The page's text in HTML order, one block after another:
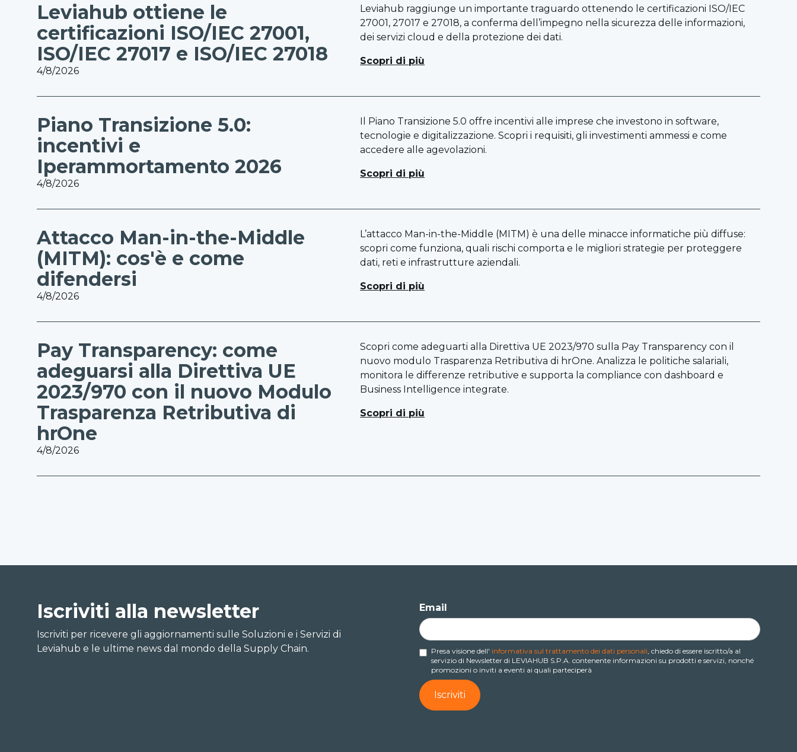
Leviahub ottiene le
certificazioni ISO/IEC 27001,
ISO/IEC 27017 e ISO/IEC 27018
4/8/2026
Leviahub raggiunge un importante traguardo ottenendo le certificazioni ISO/IEC
27001, 27017 e 27018, a conferma dell’impegno nella sicurezza delle informazioni,
dei servizi cloud e della protezione dei dati.
Scopri di più
Piano Transizione 5.0:
incentivi e
Iperammortamento 2026
4/8/2026
Il Piano Transizione 5.0 offre incentivi alle imprese che investono in software,
tecnologie e digitalizzazione. Scopri i requisiti, gli investimenti ammessi e come
accedere alle agevolazioni.
Scopri di più
Attacco Man-in-the-Middle
(MITM): cos'è e come
difendersi
4/8/2026
L’attacco Man-in-the-Middle (MITM) è una delle minacce informatiche più diffuse:
scopri come funziona, quali rischi comporta e le migliori strategie per proteggere
dati, reti e infrastrutture aziendali.
Scopri di più
Pay Transparency: come
adeguarsi alla Direttiva UE
2023/970 con il nuovo Modulo
Trasparenza Retributiva di
hrOne
4/8/2026
Scopri come adeguarti alla Direttiva UE 2023/970 sulla Pay Transparency con il
nuovo modulo Trasparenza Retributiva di hrOne. Analizza le politiche salariali,
monitora le differenze retributive e supporta la compliance con dashboard e
Business Intelligence integrate.
Scopri di più
Iscriviti alla newsletter
Iscriviti per ricevere gli aggiornamenti sulle Soluzioni e i Servizi di
Leviahub e le ultime news dal mondo della Supply Chain.
Email
Presa visione dell' informativa sul trattamento dei dati personali, chiedo di essere iscritto/a al
servizio di Newsletter di LEVIAHUB S.P.A. contenente informazioni su prodotti e servizi, nonché
promozioni o inviti a eventi ai quali parteciperà